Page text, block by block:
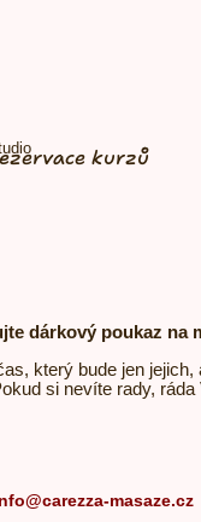
kurzů
dárkový poukaz na
který bude jen jejich,
si nevíte rady,
masaze.cz